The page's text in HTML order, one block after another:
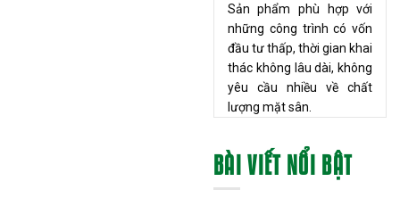
Sản phẩm phù hợp với
những công trình có vốn
đầu tư thấp, thời gian khai
thác không lâu dài, không
yêu cầu nhiều về chất
lượng mặt sân.
BÀI VIẾT NỔI BẬT